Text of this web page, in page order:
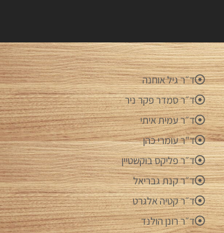
ד״ר גיל אוחנה
ד״ר סמדר פקר ניר
ד״ר עמית איתי
ד"ר עומרי כהן
ד״ר פליקס בוקשטיין
ד״ר קנת גבריאל
ד״ר קטיה אלגרט
ד״ר רונן הולנד